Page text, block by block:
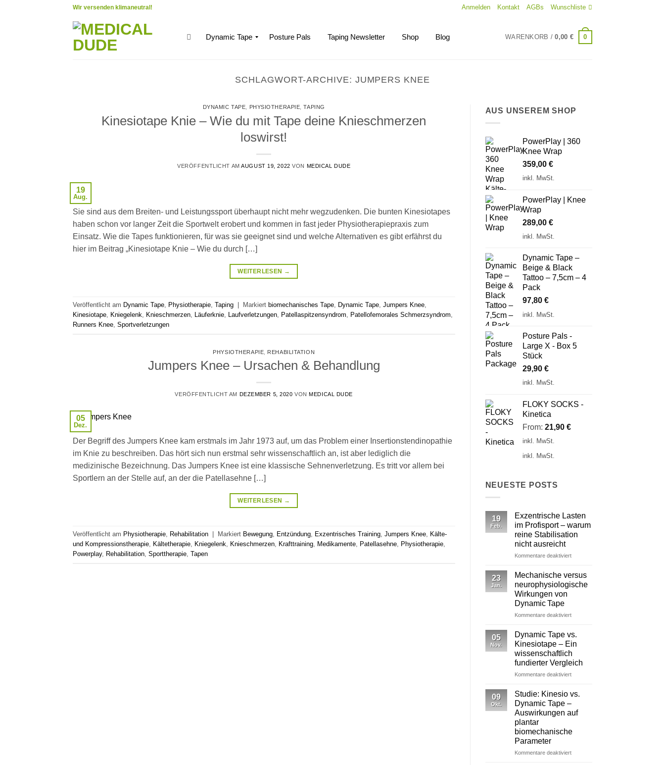
Wir versenden klimaneutral! Anmelden Kontakt AGBs Wunschliste
Dynamic Tape Posture Pals Taping Newsletter Shop Blog WARENKORB /0,00 € 0
SCHLAGWORT-ARCHIVE: JUMPERS KNEE
DYNAMIC TAPE PHYSIOTHERAPIE ,TAPING
Kinesiotape Knie – Wie du mit Tape deine Knieschmerzen
loswirst!
VERÖFFENTLICHT AMAUGUST 19, 2022 VON MEDICAL DUDE
19
Aug.
Sie sind aus dem Breiten- und Leistungssport überhaupt nicht mehr wegzudenken. Die bunten Kinesiotapes
haben schon vor langer Zeit die Sportwelt erobert und kommen in fast jeder Physiotherapiepraxis zum
Einsatz. Wie die Tapes funktionieren, für was sie geeignet sind und welche Alternativen es gibt erfährst du
hier im Beitrag „Kinesiotape Knie – Wie du durch […]
WEITERLESEN →
Veröffentlicht am Dynamic Tape, Physiotherapie, Taping Markiert biomechanisches Tape, Dynamic Tape, Jumpers Knee,
Kinesiotape, Kniegelenk, Knieschmerzen, Läuferknie, Laufverletzungen, Patellaspitzensyndrom, Patellofemorales Schmerzsyndrom,
Runners Knee, Sportverletzungen
PHYSIOTHERAPIE REHABILITATION
Jumpers Knee – Ursachen & Behandlung
VERÖFFENTLICHT AM DEZEMBER 5, 2020 VON MEDICAL DUDE
05
Dez.
Der Begriff des Jumpers Knee kam erstmals im Jahr 1973 auf, um das Problem einer Insertionstendinopathie
im Knie zu beschreiben. Das hört sich nun erstmal sehr wissenschaftlich an, ist aber lediglich die
medizinische Bezeichnung. Das Jumpers Knee ist eine klassische Sehnenverletzung. Es tritt vor allem bei
Sportlern an der Stelle auf, an der die Patellasehne […]
WEITERLESEN →
Veröffentlicht am Physiotherapie, Rehabilitation Markiert Bewegung, Entzündung, Exzentrisches Training, Jumpers Knee, Kälte-
und Kompressionstherapie, Kältetherapie, Kniegelenk, Knieschmerzen, Krafttraining, Medikamente, Patellasehne, Physiotherapie,
Powerplay, Rehabilitation, Sporttherapie, Tapen
AUS UNSEREM SHOP
PowerPlay | 360
Knee Wrap
359,00 €
inkl. MwSt.
PowerPlay | Knee
Wrap
289,00 €
inkl. MwSt.
Dynamic Tape –
Beige & Black
Tattoo – 7,5cm – 4
Pack
97,80 €
inkl. MwSt.
Posture Pals -
Large X - Box 5
Stück
29,90 €
inkl. MwSt.
FLOKY SOCKS -
Kinetica
From: 21,90 €
inkl. MwSt.
inkl. MwSt.
NEUESTE POSTS
19
Feb.
Exzentrische Lasten
im Profisport – warum
reine Stabilisation
nicht ausreicht
Kommentare deaktiviertfür
Profisport
reine
ausreicht
23
Jan.
Mechanische versus
neurophysiologische
Wirkungen von
Dynamic Tape
Kommentare deaktiviertfür
neurophysiologische
Wirkungen
von
Dynamic Tape
05
Nov.
Dynamic Tape vs.
Kinesiotape – Ein
wissenschaftlich
fundierter Vergleich
Kommentare deaktiviertfür
–
wissenschaftlich
09
Okt.
Studie: Kinesio vs.
Dynamic Tape –
Auswirkungen auf
plantar
biomechanische
Parameter
Kommentare deaktiviertfür